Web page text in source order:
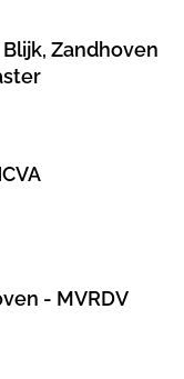
Zandhoven
- MVRDV